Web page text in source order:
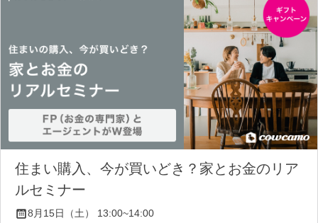
住まい購入、今が買いどき？家とお金のリア
ルセミナー
8月15日（土） 13:00~14:00